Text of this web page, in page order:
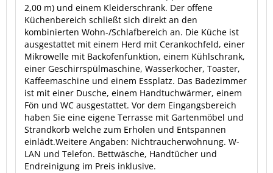
2,00 m) und einem Kleiderschrank. Der offene
Küchenbereich schließt sich direkt an den
kombinierten Wohn-/Schlafbereich an. Die Küche ist
ausgestattet mit einem Herd mit Cerankochfeld, einer
Mikrowelle mit Backofenfunktion, einem Kühlschrank,
einer Geschirrspülmaschine, Wasserkocher, Toaster,
Kaffeemaschine und einem Essplatz. Das Badezimmer
ist mit einer Dusche, einem Handtuchwärmer, einem
Fön und WC ausgestattet. Vor dem Eingangsbereich
haben Sie eine eigene Terrasse mit Gartenmöbel und
Strandkorb welche zum Erholen und Entspannen
einlädt.Weitere Angaben: Nichtraucherwohnung. W-
LAN und Telefon. Bettwäsche, Handtücher und
Endreinigung im Preis inklusive.